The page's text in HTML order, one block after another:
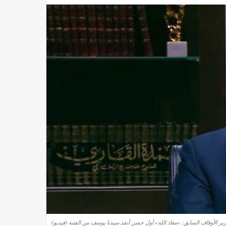
الأوقاف السابق: «معاذ الله» أول حصن أنقذ سيدنا يوسف من الفتنة (فيديو)